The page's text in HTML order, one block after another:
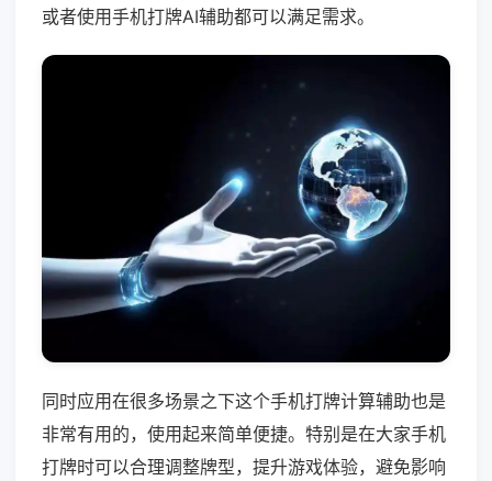
或者使用手机打牌AI辅助都可以满足需求。
同时应用在很多场景之下这个手机打牌计算辅助也是
非常有用的，使用起来简单便捷。特别是在大家手机
打牌时可以合理调整牌型，提升游戏体验，避免影响